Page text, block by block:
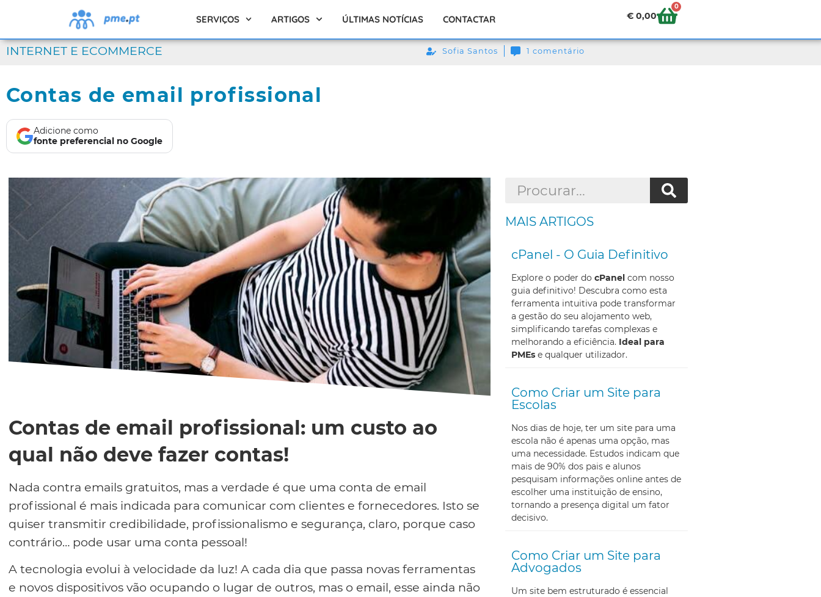
SERVIÇOS ARTIGOS ÚLTIMAS NOTÍCIAS CONTACTAR € 0,00
0
INTERNET E ECOMMERCE Sofia Santos 1 comentário
Contas de email profissional
Adicione como
fonte preferencial no Google
Contas de email profissional: um custo ao
qual não deve fazer contas!
Nada contra emails gratuitos, mas a verdade é que uma conta de email
profissional é mais indicada para comunicar com clientes e fornecedores. Isto se
quiser transmitir credibilidade, profissionalismo e segurança, claro, porque caso
contrário… pode usar uma conta pessoal!
A tecnologia evolui à velocidade da luz! A cada dia que passa novas ferramentas
e novos dispositivos vão ocupando o lugar de outros, mas o email, esse ainda não
MAIS ARTIGOS
cPanel - O Guia Definitivo
Explore o poder do cPanelcom nosso
guia definitivo! Descubra como esta
ferramenta intuitiva pode transformar
a gestão do seu alojamento web,
simplificando tarefas complexas e
melhorando a eficiência. Ideal para
PMEse qualquer utilizador.
Como Criar um Site para
Escolas
Nos dias de hoje, ter um site para uma
escola não é apenas uma opção, mas
uma necessidade. Estudos indicam que
mais de 90% dos pais e alunos
pesquisam informações online antes de
escolher uma instituição de ensino,
tornando a presença digital um fator
decisivo.
Como Criar um Site para
Advogados
Um site bem estruturado é essencial